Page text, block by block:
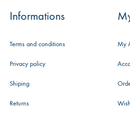
Informations
Terms and conditions
Privacy policy
Shiping
Returns
My